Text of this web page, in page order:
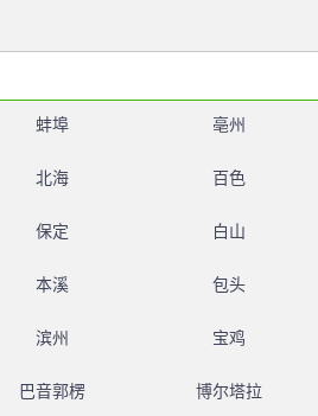
蚌埠 亳州
北海 百色
保定 白山
本溪 包头
滨州 宝鸡
巴音郭楞 博尔塔拉